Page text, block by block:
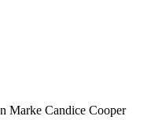
Marke Candice Cooper